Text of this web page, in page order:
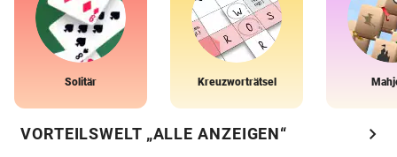
Solitär Kreuzworträtsel
VORTEILSWELT „ALLE ANZEIGEN“ chevron_right